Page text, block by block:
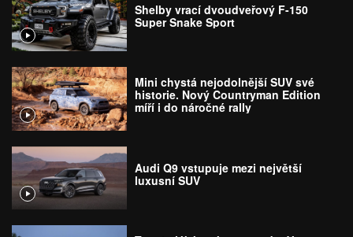
Shelby vrací dvoudveřový F-150
Super Snake Sport
Mini chystá nejodolnější SUV své
historie. Nový Countryman Edition
míří i do náročné rally
Audi Q9 vstupuje mezi největší
luxusní SUV